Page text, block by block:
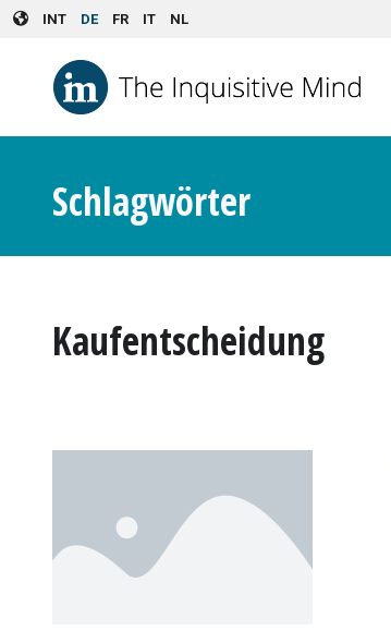
Skip to main content
INT DE FR IT NL
Schlagwörter
Kaufentscheidung